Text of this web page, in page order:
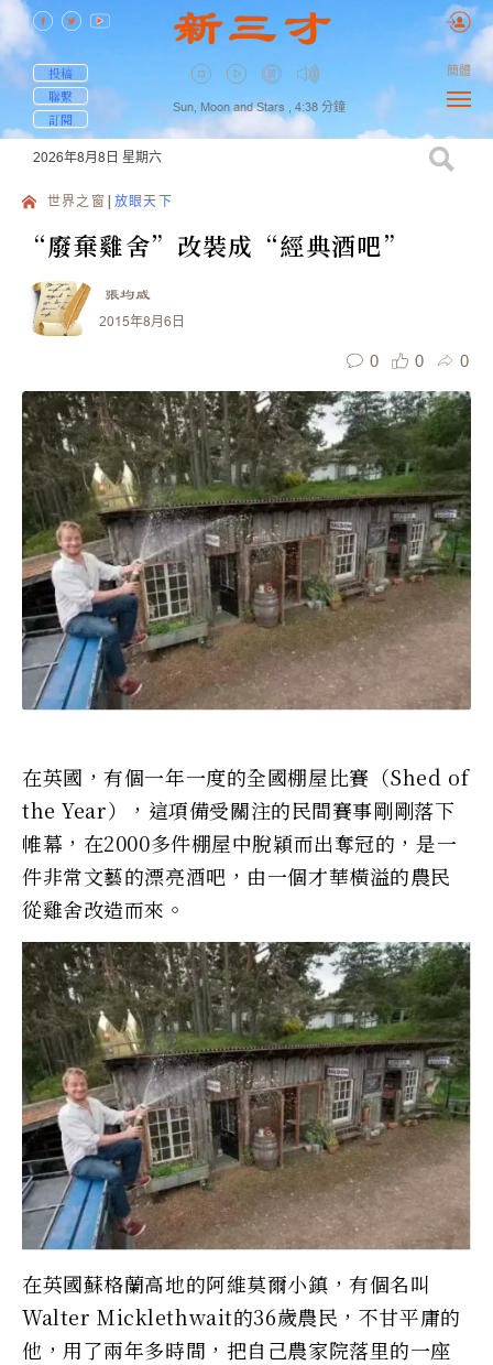
投稿
聯繫
訂閱
Sun, Moon and Stars , 4:38 分鐘
簡體
2026年8月8日 星期六
世界之窗 放眼天下
“廢棄雞舍”改裝成“經典酒吧”
張均威
2015年8月6日
0 0 0
在英國，有個一年一度的全國棚屋比賽（Shed of
the Year），這項備受關注的民間賽事剛剛落下
帷幕，在2000多件棚屋中脫穎而出奪冠的，是一
件非常文藝的漂亮酒吧，由一個才華橫溢的農民
從雞舍改造而來。
在英國蘇格蘭高地的阿維莫爾小鎮，有個名叫
Walter Micklethwait的36歲農民，不甘平庸的
他，用了兩年多時間，把自己農家院落里的一座